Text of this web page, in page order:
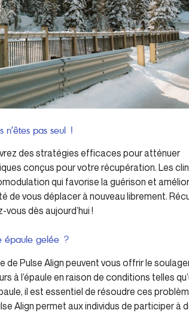
n’êtes pas seul !
des stratégies efficaces pour atténuer
conçus pour votre récupération. Les
qui favorise la guérison et
de vous déplacer à nouveau librement.
dès aujourd’hui !
épaule gelée ?
de Pulse Align peuvent vous offrir le
à l’épaule en raison de conditions telles
il est essentiel de résoudre ces
Align permet aux individus de participer à